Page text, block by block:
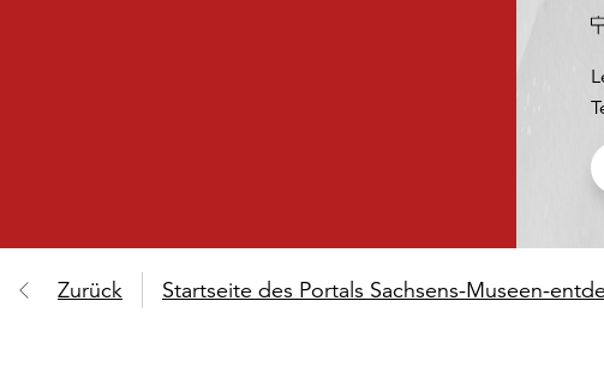
Zurück Startseite des Portals Sachsens-Museen-